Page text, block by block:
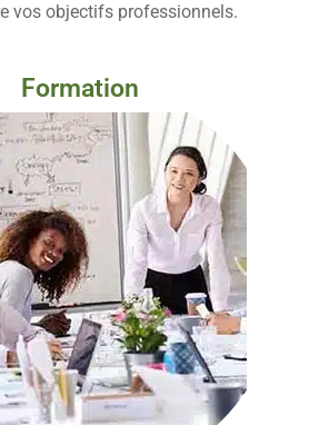
vos objectifs professionnels.
Formation